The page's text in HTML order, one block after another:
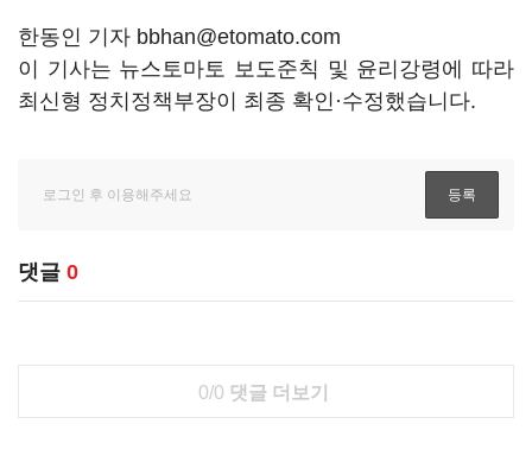
한동인 기자 bbhan@etomato.com
이 기사는 뉴스토마토 보도준칙 및 윤리강령에 따라
최신형 정치정책부장이 최종 확인·수정했습니다.
댓글 0
0/0 댓글 더보기